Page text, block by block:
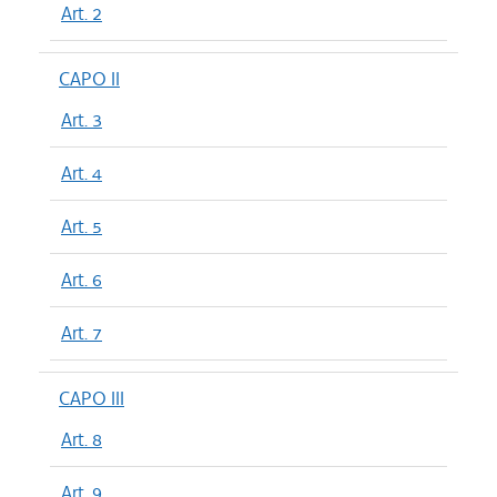
Art. 2
CAPO II
Art. 3
Art. 4
Art. 5
Art. 6
Art. 7
CAPO III
Art. 8